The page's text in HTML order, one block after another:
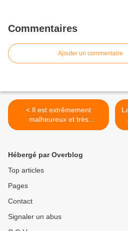
Commentaires
Ajouter un commentaire
< Il est extrêmement
malheureux et très
surprenant qu'un homme,
Hébergé par Overblog
Top articles
Pages
Contact
Signaler un abus